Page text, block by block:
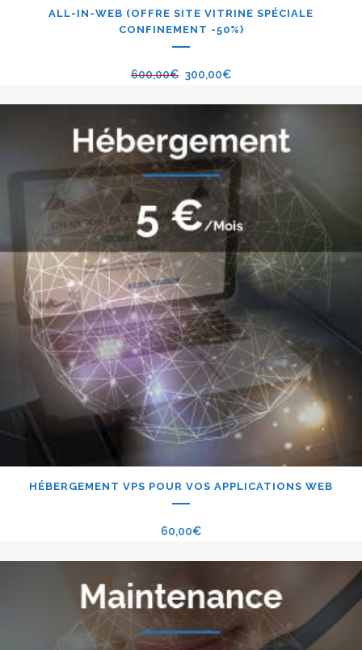
ALL-IN-WEB (OFFRE SITE VITRINE SPÉCIALE
CONFINEMENT -50%)
600,00€ 300,00€
HÉBERGEMENT VPS POUR VOS APPLICATIONS WEB
60,00€